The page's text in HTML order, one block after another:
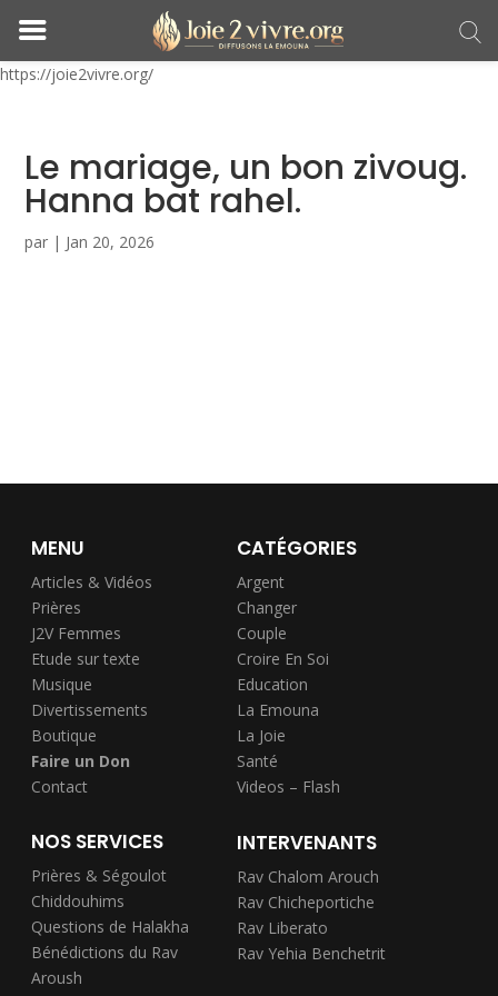
https://joie2vivre.org/
Le mariage, un bon zivoug.
Hanna bat rahel.
par | Jan 20, 2026
MENU
Articles & Vidéos
Prières
J2V Femmes
Etude sur texte
Musique
Divertissements
Boutique
Faire un Don
Contact
CATÉGORIES
Argent
Changer
Couple
Croire En Soi
Education
La Emouna
La Joie
Santé
Videos – Flash
NOS SERVICES
Prières & Ségoulot
Chiddouhims
Questions de Halakha
Bénédictions du Rav
Aroush
INTERVENANTS
Rav Chalom Arouch
Rav Chicheportiche
Rav Liberato
Rav Yehia Benchetrit